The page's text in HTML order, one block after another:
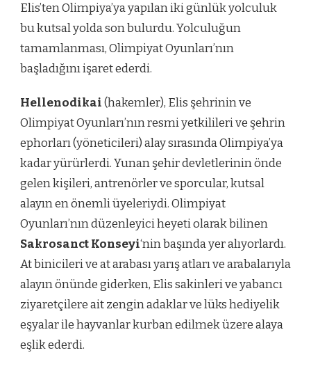
Elis’ten Olimpiya’ya yapılan iki günlük yolculuk
bu kutsal yolda son bulurdu. Yolculuğun
tamamlanması, Olimpiyat Oyunları’nın
başladığını işaret ederdi.
Hellenodikai(hakemler), Elis şehrinin ve
Olimpiyat Oyunları’nın resmi yetkilileri ve şehrin
ephorları (yöneticileri) alay sırasında Olimpiya’ya
kadar yürürlerdi. Yunan şehir devletlerinin önde
gelen kişileri, antrenörler ve sporcular, kutsal
alayın en önemli üyeleriydi. Olimpiyat
Oyunları’nın düzenleyici heyeti olarak bilinen
Sakrosanct Konseyi‘nin başında yer alıyorlardı.
At binicileri ve at arabası yarış atları ve arabalarıyla
alayın önünde giderken, Elis sakinleri ve yabancı
ziyaretçilere ait zengin adaklar ve lüks hediyelik
eşyalar ile hayvanlar kurban edilmek üzere alaya
eşlik ederdi.